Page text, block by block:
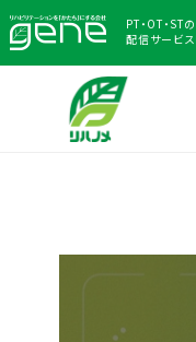
PT・OT・ST
配信サービス